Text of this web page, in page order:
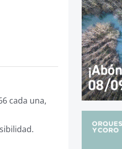
cada una,